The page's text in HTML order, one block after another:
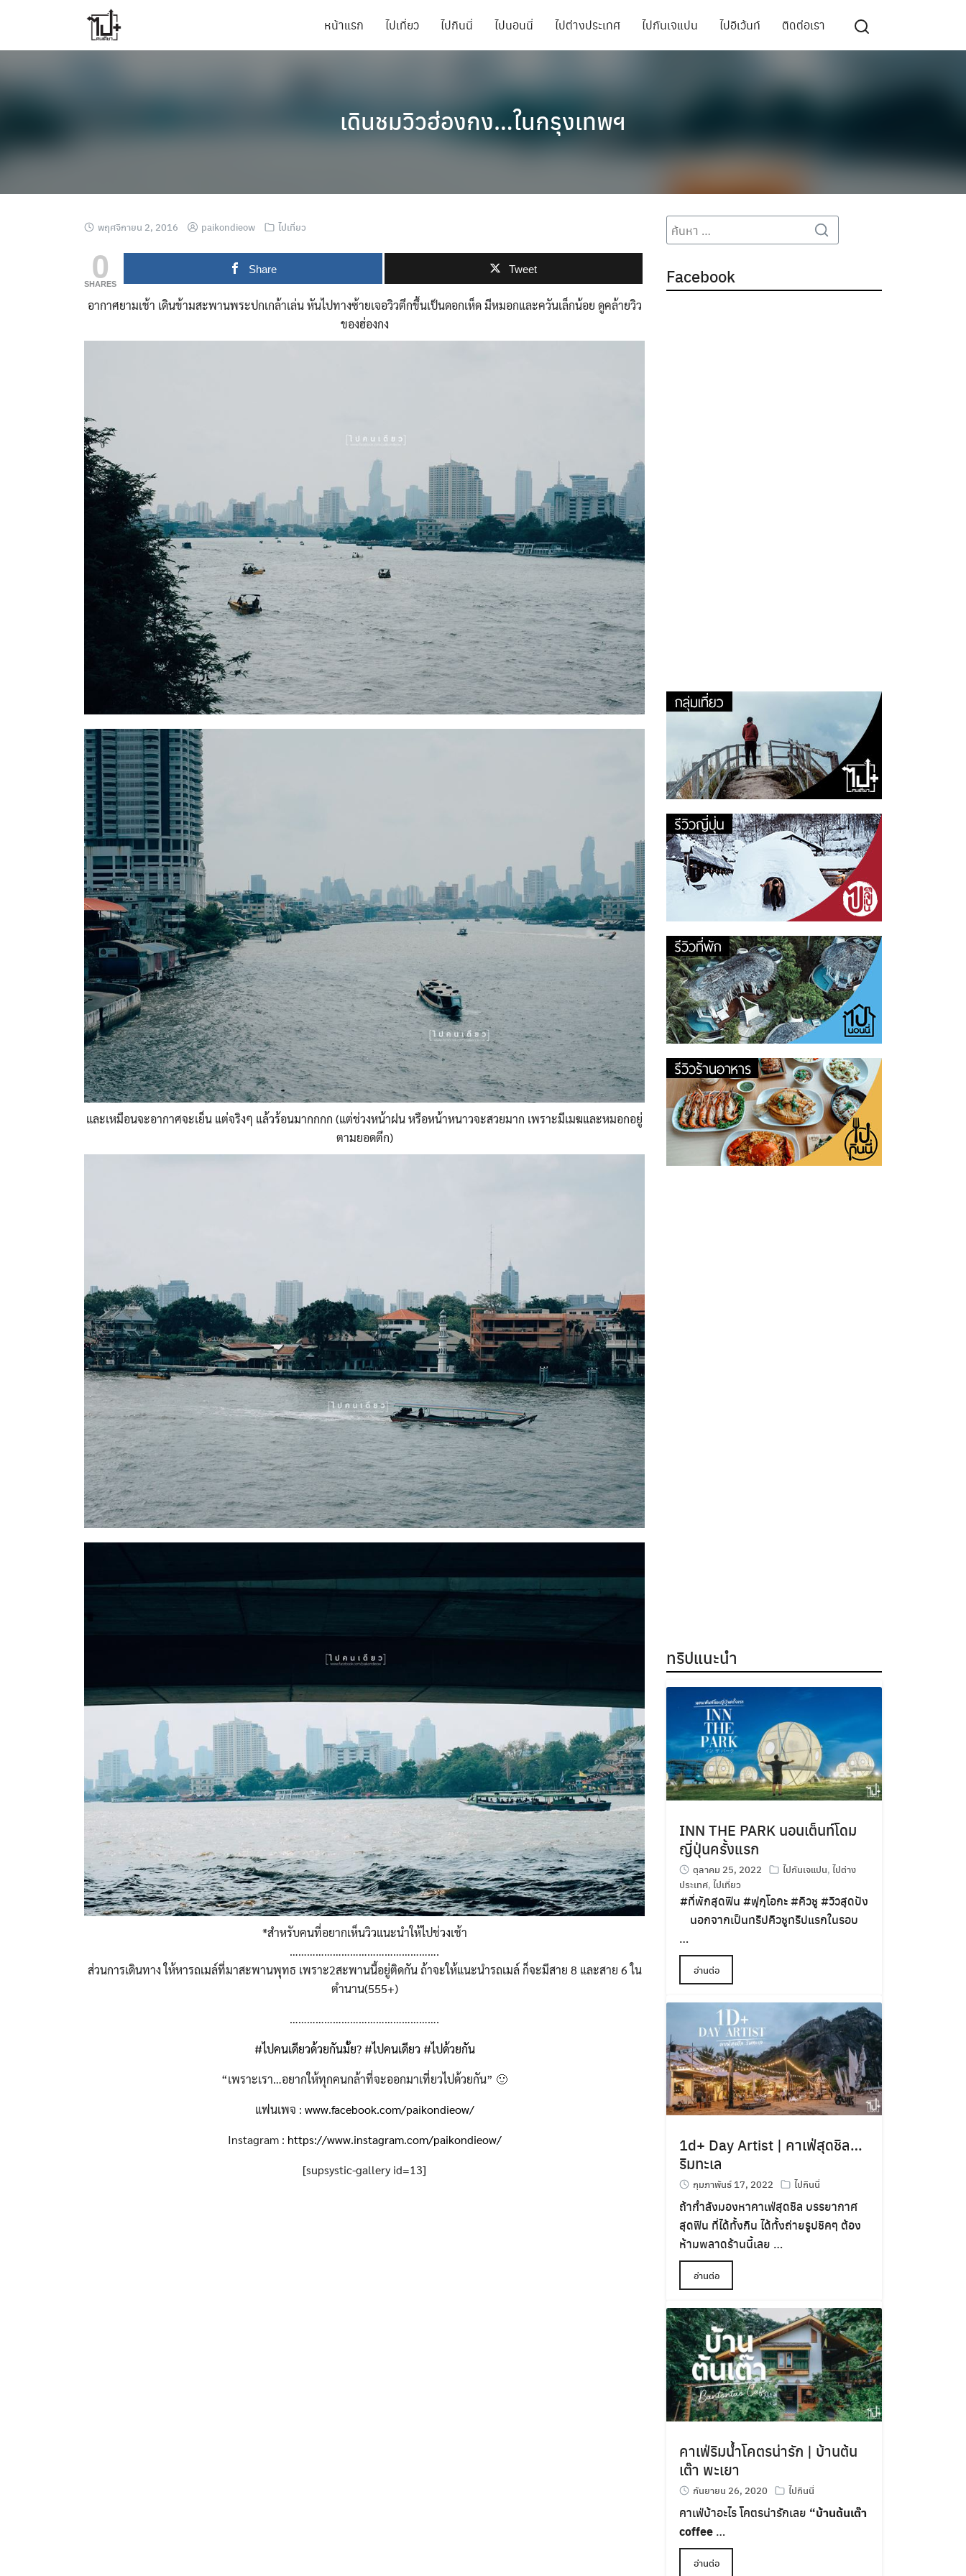
หน้าแรก ไปเที่ยว ไปกินนี่ ไปนอนนี่ ไปต่างประเทศ ไปกันเจแปน ไปอีเว้นท์ ติดต่อเรา
Search
for:
Search
เดินชมวิวฮ่องกง…ในกรุงเทพฯ
พฤศจิกายน 2, 2016 paikondieow ไปเที่ยว
0
SHARES
Share Tweet
อากาศยามเช้า เดินข้ามสะพานพระปกเกล้าเล่น หันไปทางซ้ายเจอวิวตึกขึ้นเป็นดอกเห็ด มีหมอกและควันเล็กน้อย ดูคล้ายวิว
ของฮ่องกง
และเหมือนจะอากาศจะเย็น แต่จริงๆ แล้วร้อนมากกกก (แต่ช่วงหน้าฝน หรือหน้าหนาวจะสวยมาก เพราะมีเมฆและหมอกอยู่
ตามยอดตึก)
*สำหรับคนที่อยากเห็นวิวแนะนำให้ไปช่วงเช้า
…………………………………………….
ส่วนการเดินทาง ให้หารถเมล์ที่มาสะพานพุทธ เพราะ2สะพานนี้อยู่ติดกัน ถ้าจะให้แนะนำรถเมล์ ก็จะมีสาย 8 และสาย 6 ใน
ตำนาน(555+)
…………………………………………….
#ไปคนเดียวด้วยกันมั้ย? #ไปคนเดียว #ไปด้วยกัน
“เพราะเรา…อยากให้ทุกคนกล้าที่จะออกมาเที่ยวไปด้วยกัน” 🙂
แฟนเพจ : www.facebook.com/paikondieow/
Instagram : https://www.instagram.com/paikondieow/
[supsystic-gallery id=13]
Search
for:
Search
Facebook
ทริปแนะนำ
INN THE PARK นอนเต็นท์โดม
ญี่ปุ่นครั้งแรก
ตุลาคม 25, 2022 ไปกันเจแปน, ไปต่าง
ประเทศ, ไปเที่ยว
#ที่พักสุดฟิน #ฟุกุโอกะ#คิวชู #วิวสุดปัง
นอกจากเป็นทริปคิวชูทริปแรกในรอบ
…
อ่านต่อ
1d+ Day Artist | คาเฟ่สุดชิล…
ริมทะเล
กุมภาพันธ์ 17, 2022 ไปกินนี่
ถ้ากำลังมองหาคาเฟ่สุดชิล บรรยากาศ
สุดฟิน ที่ได้ทั้งกิน ได้ทั้งถ่ายรูปชิคๆ ต้อง
ห้ามพลาดร้านนี้เลย …
อ่านต่อ
คาเฟ่ริมน้ำโคตรน่ารัก | บ้านต้น
เต๊า พะเยา
กันยายน 26, 2020 ไปกินนี่
คาเฟ่บ้าอะไร โคตรน่ารักเลย “บ้านต้นเต๊า
coffee …
อ่านต่อ